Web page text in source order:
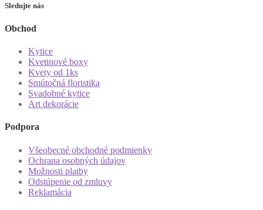
Sledujte nás
Obchod
Kytice
Kvetinové boxy
Kvety od 1ks
Smútočná floristika
Svadobné kytice
Art dekorácie
Podpora
Všeobecné obchodné podmienky
Ochrana osobných údajov
Možnosti platby
Odstúpenie od zmluvy
Reklamácia